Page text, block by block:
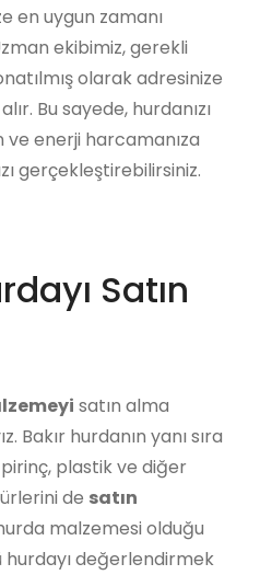
en uygun zamanı
ekibimiz, gerekli
olarak adresinize
Bu sayede, hurdanızı
enerji harcamanıza
gerçekleştirebilirsiniz.
Satın
satın alma
Bakır hurdanın yanı sıra
plastik ve diğer
de satın
malzemesi olduğu
değerlendirmek